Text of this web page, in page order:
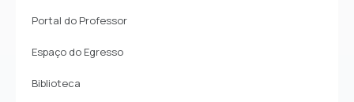
Portal do Professor
Espaço do Egresso
Biblioteca